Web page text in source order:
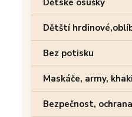
Dětští
Bez potisku
Maskáče, army, khaki
Bezpečnost, ochrana